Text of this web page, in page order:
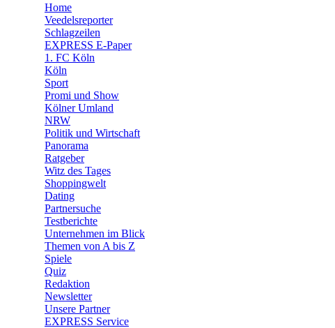
🛒 Shoppingwelt
🧩 Spiele
Home
Veedelsreporter
Schlagzeilen
EXPRESS E-Paper
1. FC Köln
Köln
Sport
Promi und Show
Kölner Umland
NRW
Politik und Wirtschaft
Panorama
Ratgeber
Witz des Tages
Shoppingwelt
Dating
Partnersuche
Testberichte
Unternehmen im Blick
Themen von A bis Z
Spiele
Quiz
Redaktion
Newsletter
Unsere Partner
EXPRESS Service